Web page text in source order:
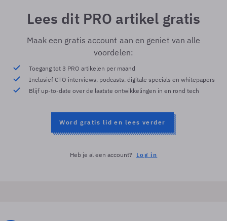
Lees dit PRO artikel gratis
Maak een gratis account aan en geniet van alle
voordelen:
Toegang tot 3 PRO artikelen per maand
Inclusief CTO interviews, podcasts, digitale specials en whitepapers
Blijf up-to-date over de laatste ontwikkelingen in en rond tech
Word gratis lid en lees verder
Heb je al een account? Log in